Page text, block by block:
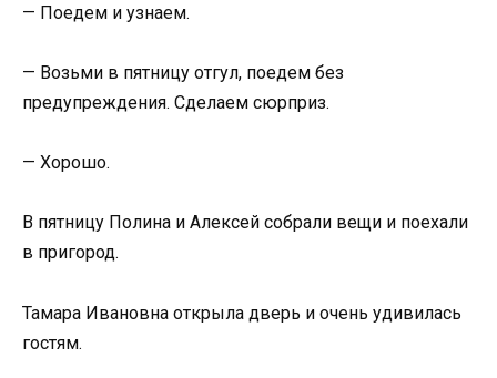
— Поедем и узнаем.
— Возьми в пятницу отгул, поедем без
предупреждения. Сделаем сюрприз.
— Хорошо.
В пятницу Полина и Алексей собрали вещи и поехали
в пригород.
Тамара Ивановна открыла дверь и очень удивилась
гостям.